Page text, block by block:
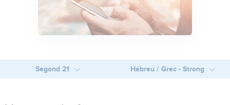
Segond 21 Hébreu / Grec - Strong